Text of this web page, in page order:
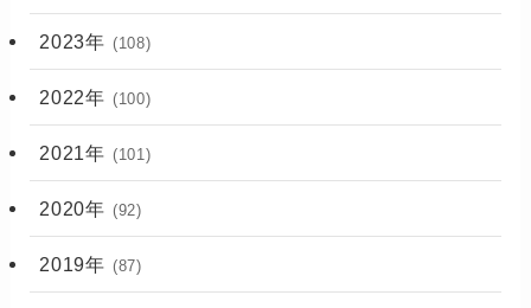
2023年 (108)
2022年 (100)
2021年 (101)
2020年 (92)
2019年 (87)